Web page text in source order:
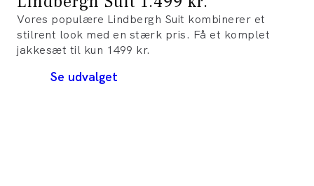
Vores populære Lindbergh Suit kombinerer et
stilrent look med en stærk pris. Få et komplet
jakkesæt til kun 1499 kr.
Se udvalget